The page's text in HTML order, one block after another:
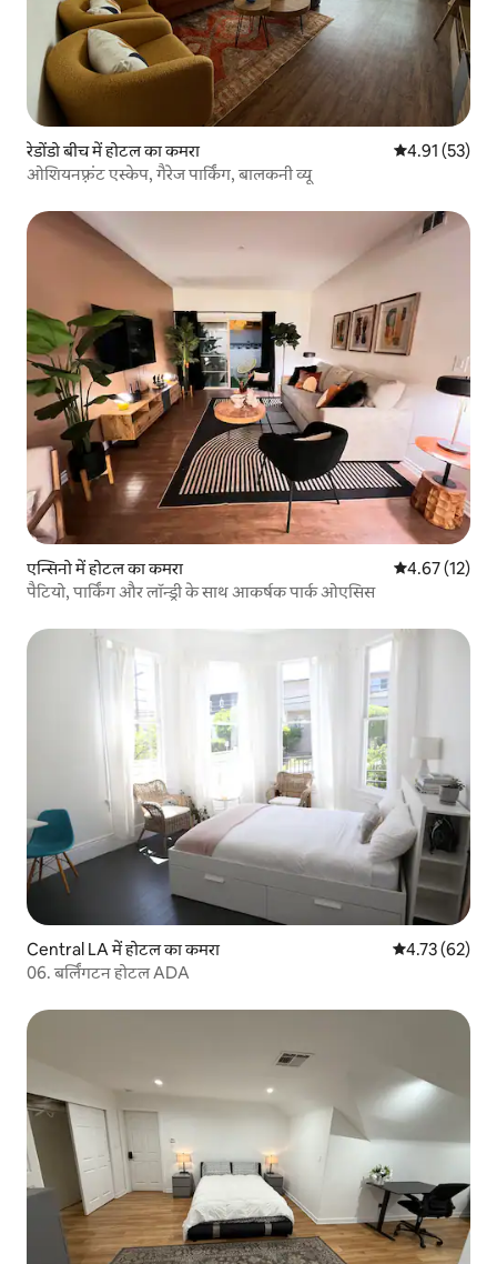
रेडोंडो बीच में होटल का कमरा औसत रेटिंग 5 में
4.91 (53)
ओशियनफ़्रंट एस्केप, गैरेज पार्किंग, बालकनी व्यू
एन्सिनो में होटल का कमरा औसत रेटिंग 5 में
4.67 (12)
पैटियो, पार्किंग और लॉन्ड्री के साथ आकर्षक पार्क ओएसिस
Central LA में होटल का कमरा औसत रेटिंग 5 में
4.73 (62)
06. बर्लिंगटन होटल ADA